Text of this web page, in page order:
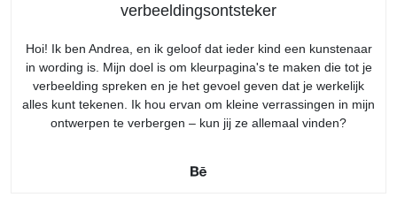
verbeeldingsontsteker
Hoi! Ik ben Andrea, en ik geloof dat ieder kind een kunstenaar
in wording is. Mijn doel is om kleurpagina's te maken die tot je
verbeelding spreken en je het gevoel geven dat je werkelijk
alles kunt tekenen. Ik hou ervan om kleine verrassingen in mijn
ontwerpen te verbergen – kun jij ze allemaal vinden?